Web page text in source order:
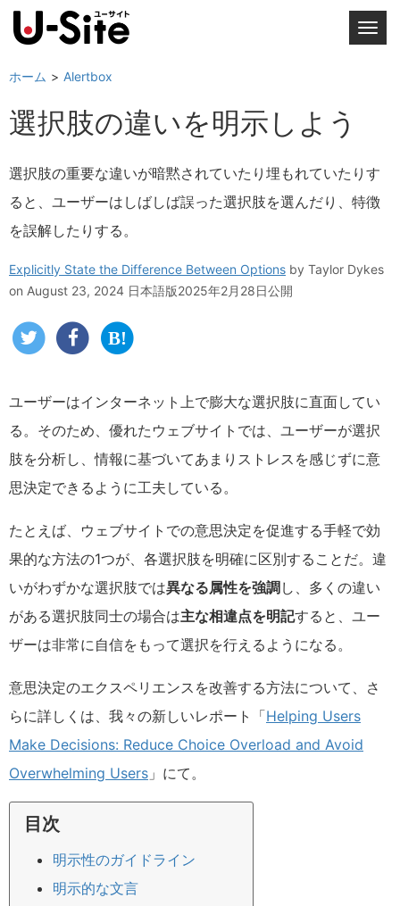
T
a
v
a
ホーム Alertbox
選択肢の違いを明示しよう
選択肢の重要な違いが暗黙されていたり埋もれていたりす
ると、ユーザーはしばしば誤った選択肢を選んだり、特徴
を誤解したりする。
Explicitly State the Difference Between Options by Taylor Dykes
on August 23, 2024 日本語版2025年2月28日公開
ユーザーはインターネット上で膨大な選択肢に直面してい
る。そのため、優れたウェブサイトでは、ユーザーが選択
肢を分析し、情報に基づいてあまりストレスを感じずに意
思決定できるように工夫している。
たとえば、ウェブサイトでの意思決定を促進する手軽で効
果的な方法の1つが、各選択肢を明確に区別することだ。違
いがわずかな選択肢では異なる属性を強調 し、多くの違い
がある選択肢同士の場合は主な相違点を明記すると、ユー
ザーは非常に自信をもって選択を行えるようになる。
意思決定のエクスペリエンスを改善する方法について、さ
らに詳しくは、我々の新しいレポート「Helping Users
Make Decisions: Reduce Choice Overload and Avoid
Overwhelming Users 」にて。
目次
明示性のガイドライン
明示的な文言